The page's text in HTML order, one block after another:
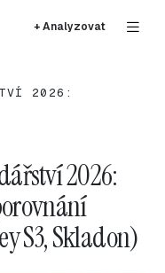
+ Analyzovat
2026:
2026:
S3, Skladon)